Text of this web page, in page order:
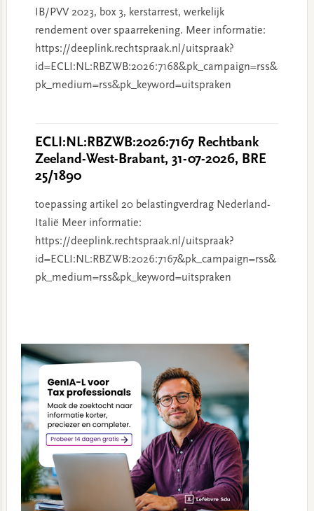
IB/PVV 2023, box 3, kerstarrest, werkelijk
rendement over spaarrekening. Meer informatie:
https://deeplink.rechtspraak.nl/uitspraak?
id=ECLI:NL:RBZWB:2026:7168&pk_campaign=rss&
pk_medium=rss&pk_keyword=uitspraken
ECLI:NL:RBZWB:2026:7167 Rechtbank
Zeeland-West-Brabant, 31-07-2026, BRE
25/1890
toepassing artikel 20 belastingverdrag Nederland-
Italië Meer informatie:
https://deeplink.rechtspraak.nl/uitspraak?
id=ECLI:NL:RBZWB:2026:7167&pk_campaign=rss&
pk_medium=rss&pk_keyword=uitspraken
Sidebar